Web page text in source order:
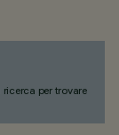
per trovare